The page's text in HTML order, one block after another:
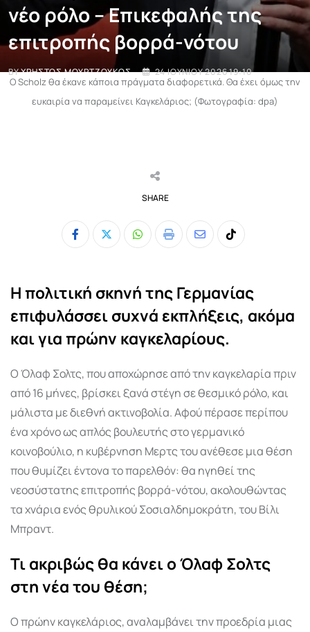
νέο ρόλο – Επικεφαλής της
επιτροπής βορρά-νότου
BYΧΡΉΣΤΟΣ ΜΟΥΡΤΖΟΎΚΟΣ 24 ΙΟΥΝΊΟΥ 2026 19:10
Ο Scholz θα έκανε κάποια πράγματα διαφορετικά. Θα έχει όμως την
ευκαιρία να παραμείνει Καγκελάριος; (Φωτογραφία: dpa)
SHARE
Whatsapp
Print
ShareTiktok
Η πολιτική σκηνή της Γερμανίας
επιφυλάσσει συχνά εκπλήξεις, ακόμα
και για πρώην καγκελαρίους.
Ο Όλαφ Σολτς, που αποχώρησε από την καγκελαρία πριν
από 16 μήνες, βρίσκει ξανά στέγη σε θεσμικό ρόλο, και
μάλιστα με διεθνή ακτινοβολία. Αφού πέρασε περίπου
ένα χρόνο ως απλός βουλευτής στο γερμανικό
κοινοβούλιο, η κυβέρνηση Μερτς του ανέθεσε μια θέση
που θυμίζει έντονα το παρελθόν: θα ηγηθεί της
νεοσύστατης επιτροπής βορρά-νότου, ακολουθώντας
τα χνάρια ενός θρυλικού Σοσιαλδημοκράτη, του Βίλι
Μπραντ.
Τι ακριβώς θα κάνει ο Όλαφ Σολτς
στη νέα του θέση;
Ο πρώην καγκελάριος, αναλαμβάνει την προεδρία μιας